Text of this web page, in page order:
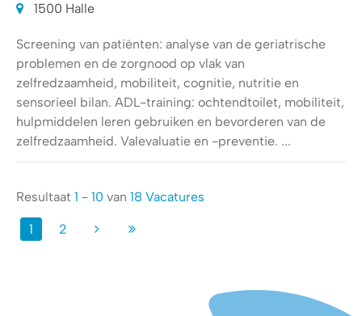
1500 Halle
Screening van patiënten: analyse van de geriatrische
problemen en de zorgnood op vlak van
zelfredzaamheid, mobiliteit, cognitie, nutritie en
sensorieel bilan. ADL-training: ochtendtoilet, mobiliteit,
hulpmiddelen leren gebruiken en bevorderen van de
zelfredzaamheid. Valevaluatie en -preventie. ...
Resultaat 1 - 10 van 18 Vacatures
1 2